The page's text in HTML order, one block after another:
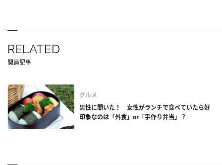
RELATED
関連記事
グルメ
男性に聞いた！ 女性がランチで食べていたら好
印象なのは「外食」or「手作り弁当」？